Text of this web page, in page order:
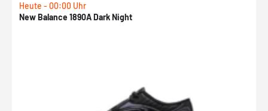
Heute - 00:00 Uhr
New Balance 1890A Dark Night